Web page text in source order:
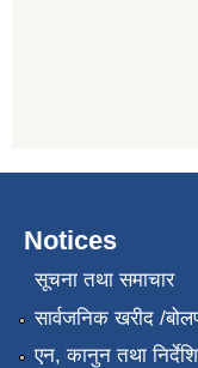
Notices
सूचना तथा समाचार
सार्वजनिक खरीद /
एन, कानुन तथा